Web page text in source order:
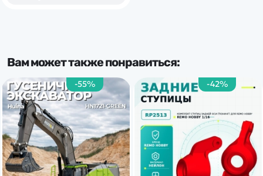
Вам может также понравиться:
-42%
-55%